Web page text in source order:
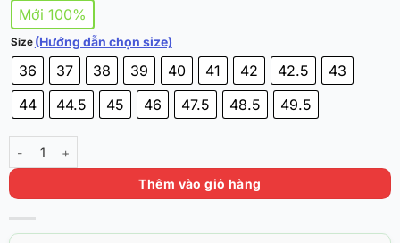
Mới 100%
Size (Hướng dẫn chọn size)
36 37 38 39 40 41 42 42.5
43
44
44.5 45 46 47.5 48.5 49.5
Rigorer AR3 ‘Melon Berry’ Chính Hãng [Z325360910-2] số lượng
Thêm vào giỏ hàng